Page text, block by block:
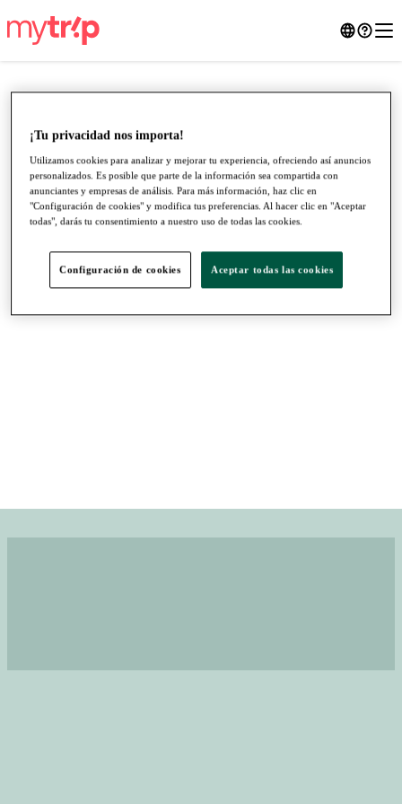
●●●
¡Tu privacidad nos importa!
Utilizamos cookies para analizar y mejorar tu experiencia, ofreciendo así anuncios
personalizados. Es posible que parte de la información sea compartida con
anunciantes y empresas de análisis. Para más información, haz clic en
"Configuración de cookies" y modifica tus preferencias. Al hacer clic en "Aceptar
todas", darás tu consentimiento a nuestro uso de todas las cookies.
Configuración de cookies Aceptar todas las cookies